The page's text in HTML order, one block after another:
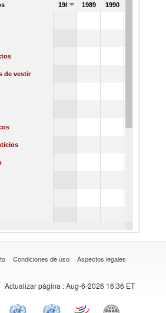
1988 1989 1990
de vestir
Condiciones de uso Aspectos legales
Actualizar página : Aug-6-2026 16:36 ET